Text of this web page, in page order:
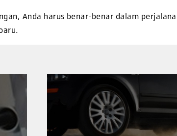
Anda harus benar-benar dalam